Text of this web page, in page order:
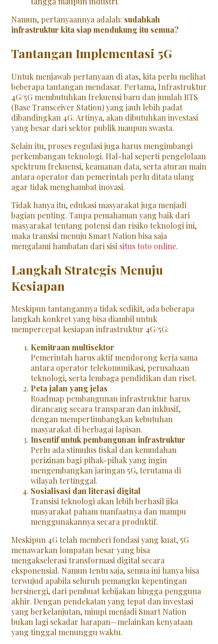
Namun, pertanyaannya adalah: sudahkah
infrastruktur kita siap mendukung itu semua?
Tantangan Implementasi 5G
Untuk menjawab pertanyaan di atas, kita perlu melihat
beberapa tantangan mendasar. Pertama, Infrastruktur
4G/5G membutuhkan frekuensi baru dan jumlah BTS
(Base Transceiver Station) yang jauh lebih padat
dibandingkan 4G. Artinya, akan dibutuhkan investasi
yang besar dari sektor publik maupun swasta.
Selain itu, proses regulasi juga harus mengimbangi
perkembangan teknologi. Hal-hal seperti pengelolaan
spektrum frekuensi, keamanan data, serta aturan main
antara operator dan pemerintah perlu ditata ulang
agar tidak menghambat inovasi.
Tidak hanya itu, edukasi masyarakat juga menjadi
bagian penting. Tanpa pemahaman yang baik dari
masyarakat tentang potensi dan risiko teknologi ini,
maka transisi menuju Smart Nation bisa saja
mengalami hambatan dari sisi situs toto online.
Langkah Strategis Menuju
Kesiapan
Meskipun tantangannya tidak sedikit, ada beberapa
langkah konkret yang bisa diambil untuk
mempercepat kesiapan infrastruktur 4G/5G:
Kemitraan multisektor
Pemerintah harus aktif mendorong kerja sama
antara operator telekomunikasi, perusahaan
teknologi, serta lembaga pendidikan dan riset.
Peta jalan yang jelas
Roadmap pembangunan infrastruktur harus
dirancang secara transparan dan inklusif,
dengan mempertimbangkan kebutuhan
masyarakat di berbagai lapisan.
Insentif untuk pembangunan infrastruktur
Perlu ada stimulus fiskal dan kemudahan
perizinan bagi pihak-pihak yang ingin
mengembangkan jaringan 5G, terutama di
wilayah tertinggal.
Sosialisasi dan literasi digital
Transisi teknologi akan lebih berhasil jika
masyarakat paham manfaatnya dan mampu
menggunakannya secara produktif.
Meskipun 4G telah memberi fondasi yang kuat, 5G
menawarkan lompatan besar yang bisa
mengakselerasi transformasi digital secara
eksponensial. Namun tentu saja, semua ini hanya bisa
terwujud apabila seluruh pemangku kepentingan
bersinergi, dari pembuat kebijakan hingga pengguna
akhir. Dengan pendekatan yang tepat dan investasi
yang berkelanjutan, mimpi menjadi Smart Nation
bukan lagi sekadar harapan—melainkan kenyataan
yang tinggal menunggu waktu.